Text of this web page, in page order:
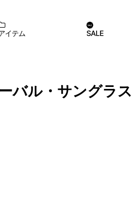
イテム SALE
バル・サングラ